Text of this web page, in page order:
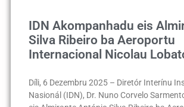
IDN Akompanhadu eis
Silva Ribeiro ba Aeroportu
Internacional Nicolau
Díli, 6 Dezembru 2025 – Diretór Interínu
Nasionál (IDN), Dr. Nuno Corvelo